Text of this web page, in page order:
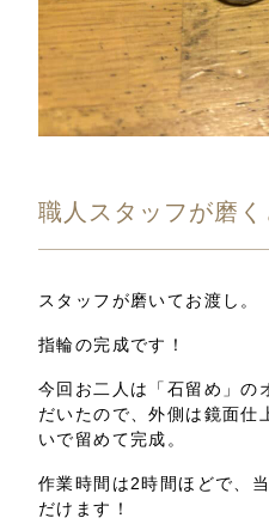
職人スタッフが磨
スタッフが磨いてお渡し。
指輪の完成です！
今回お二人は「石留め」の
だいたので、外側は鏡面仕
いで留めて完成。
作業時間は2時間ほどで、
だけます！